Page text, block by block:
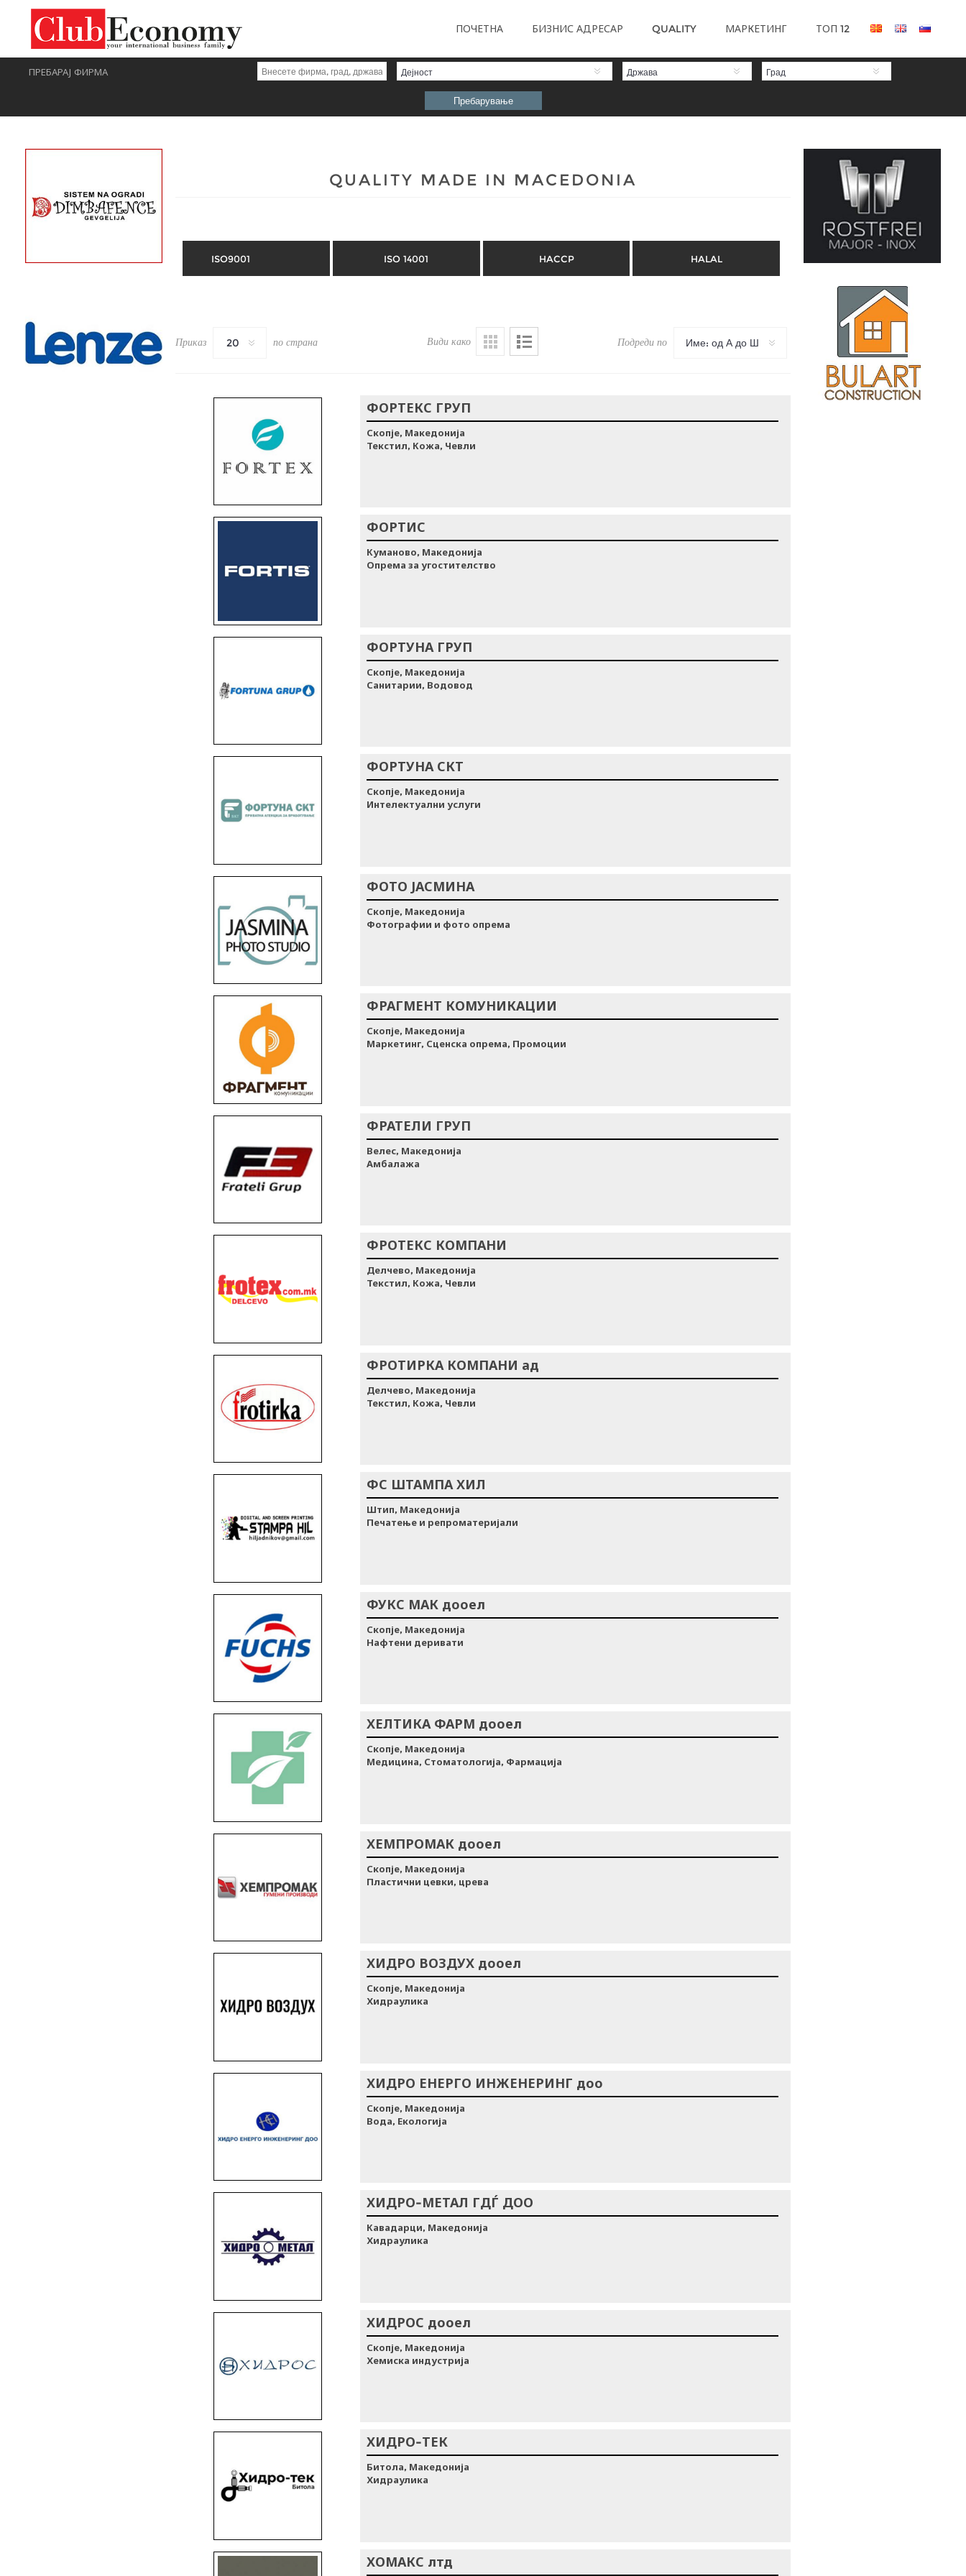
ПОЧЕТНА БИЗНИС АДРЕСАР QUALITY МАРКЕТИНГ ТОП 12
ПРЕБАРАЈ ФИРМА Дејност Држава Град
QUALITY MADE IN MACEDONIA
ISO9001 ISO 14001 HACCP HALAL
Види како Подреди по Име: од А до Ш
Приказ 20 по страна
ФОРТЕКС ГРУП
Скопје, Македонија
Текстил, Кожа, Чевли
ФОРТИС
Куманово, Македонија
Опрема за угостителство
ФОРТУНА ГРУП
Скопје, Македонија
Санитарии, Водовод
ФОРТУНА СКТ
Скопје, Македонија
Интелектуални услуги
ФОТО ЈАСМИНА
Скопје, Македонија
Фотографии и фото опрема
ФРАГМЕНТ КОМУНИКАЦИИ
Скопје, Македонија
Маркетинг, Сценска опрема, Промоции
ФРАТЕЛИ ГРУП
Велес, Македонија
Амбалажа
ФРОТЕКС КОМПАНИ
Делчево, Македонија
Текстил, Кожа, Чевли
ФРОТИРКА КОМПАНИ ад
Делчево, Македонија
Текстил, Кожа, Чевли
ФС ШТАМПА ХИЛ
Штип, Македонија
Печатење и репроматеријали
ФУКС МАК дооел
Скопје, Македонија
Нафтени деривати
ХЕЛТИКА ФАРМ дооел
Скопје, Македонија
Медицина, Стоматологија, Фармација
ХЕМПРОМАК дооел
Скопје, Македонија
Пластични цевки, црева
ХИДРО ВОЗДУХ дооел
Скопје, Македонија
Хидраулика
ХИДРО ЕНЕРГО ИНЖЕНЕРИНГ доо
Скопје, Македонија
Вода, Екологија
ХИДРО-МЕТАЛ ГДЃ ДОО
Кавадарци, Македонија
Хидраулика
ХИДРОС дооел
Скопје, Македонија
Хемиска индустрија
ХИДРО-ТЕК
Битола, Македонија
Хидраулика
ХОМАКС лтд